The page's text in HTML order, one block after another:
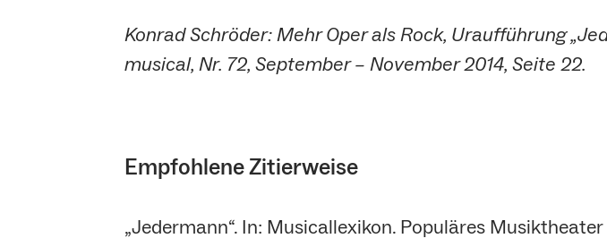
Konrad Schröder: Mehr Oper als Rock, Uraufführung
musical, Nr. 72, September – November 2014, Seite 22.
Empfohlene Zitierweise
„Jedermann“. In: Musicallexikon. Populäres